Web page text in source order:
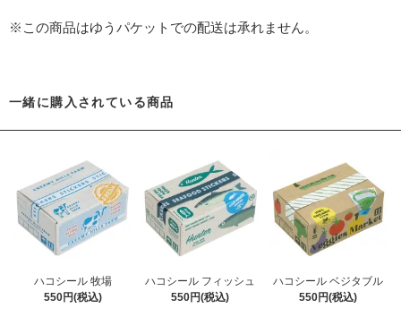
※この商品はゆうパケットでの配送は承れません。
一緒に購入されている商品
ハコシール 牧場
550円(税込)
ハコシール フィッシュ
550円(税込)
ハコシール ベジタブル
550円(税込)